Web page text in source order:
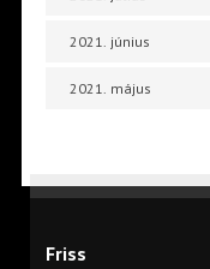
2021. június
2021. május
Friss